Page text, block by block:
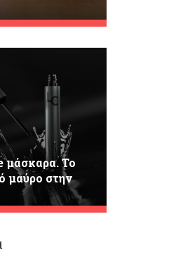
μάσκαρα. Το
μαύρο στην
έκδοσή του